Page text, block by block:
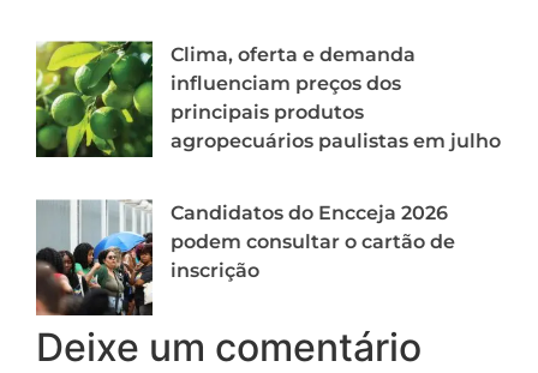
Clima, oferta e demanda
influenciam preços dos
principais produtos
agropecuários paulistas em julho
Candidatos do Encceja 2026
podem consultar o cartão de
inscrição
Deixe um comentário